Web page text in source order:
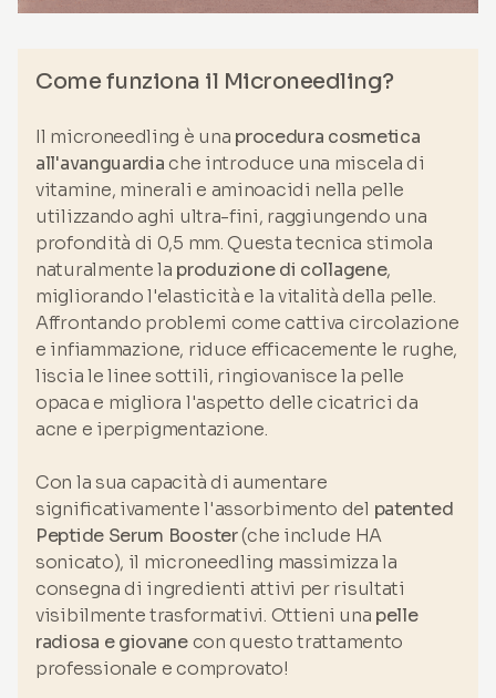
Come funziona il Microneedling?
Il microneedling è una procedura cosmetica
all'avanguardiache introduce una miscela di
vitamine, minerali e aminoacidi nella pelle
utilizzando aghi ultra-fini, raggiungendo una
profondità di 0,5 mm. Questa tecnica stimola
naturalmente la produzione di collagene,
migliorando l'elasticità e la vitalità della pelle.
Affrontando problemi come cattiva circolazione
e infiammazione, riduce efficacemente le rughe,
liscia le linee sottili, ringiovanisce la pelle
opaca e migliora l'aspetto delle cicatrici da
acne e iperpigmentazione.
Con la sua capacità di aumentare
significativamente l'assorbimento del patented
Peptide Serum Booster(che include HA
sonicato), il microneedling massimizza la
consegna di ingredienti attivi per risultati
visibilmente trasformativi. Ottieni una pelle
radiosa e giovanecon questo trattamento
professionale e comprovato!